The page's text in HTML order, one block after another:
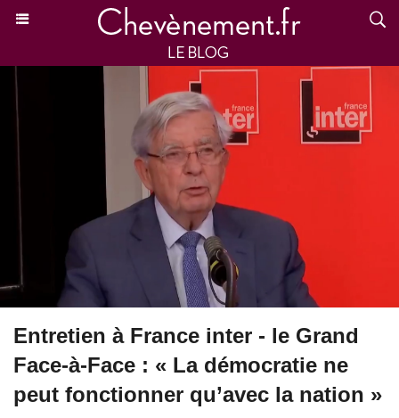
Entretien à France inter - le Grand
Face-à-Face : « La démocratie ne
peut fonctionner qu’avec la nation »